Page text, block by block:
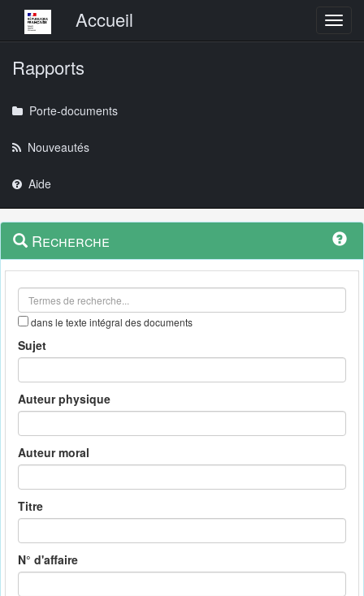
Menu principalAccueil
Rapports
Porte-documents
Nouveautés
Aide
Navigation
outils
Menu
contextuel
Recherche
dans le texte intégral des documents
Sujet
Auteur physique
Auteur moral
Titre
N° d'affaire